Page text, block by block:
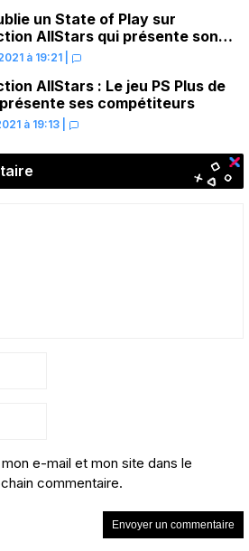
un State of Play sur
AllStars qui présente son
à 19:21
AllStars : Le jeu PS Plus de
ses compétiteurs
à 19:13
e-mail et mon site dans le
commentaire.